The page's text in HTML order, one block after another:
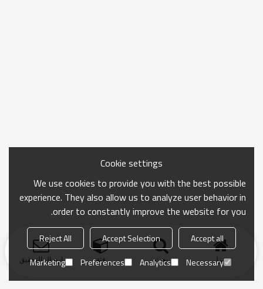
منزل بحث فئة ارسال التحقيق
Cookie settings
We use cookies to provide you with the best possible
experience. They also allow us to analyze user behavior in
order to constantly improve the website for you.
Accept all
Accept Selection
Reject All
Necessary
Analytics
Preferences
Marketing